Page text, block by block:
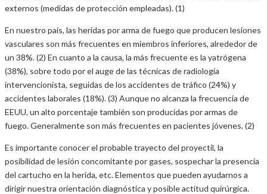
externos (medidas de protección empleadas). (1)
En nuestro país, las heridas por arma de fuego que producen lesiones
vasculares son más frecuentes en miembros inferiores, alrededor de
un 38%. (2) En cuanto a la causa, la más frecuente es la yatrógena
(38%), sobre todo por el auge de las técnicas de radiología
intervencionista, seguidas de los accidentes de tráfico (24%) y
accidentes laborales (18%). (3) Aunque no alcanza la frecuencia de
EEUU, un alto porcentaje también son producidas por armas de
fuego. Generalmente son más frecuentes en pacientes jóvenes. (2)
Es importante conocer el probable trayecto del proyectil, la
posibilidad de lesión concomitante por gases, sospechar la presencia
del cartucho en la herida, etc. Elementos que pueden ayudarnos a
dirigir nuestra orientación diagnóstica y posible actitud quirúrgica.